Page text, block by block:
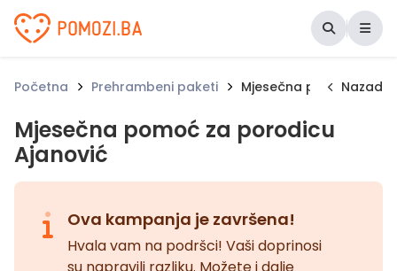
Udruženje Pomozi.ba
Početna Prehrambeni paketi Mjesečna pomoć za
Nazad
Mjesečna pomoć za porodicu
Ajanović
Ova kampanja je završena!
Hvala vam na podršci! Vaši doprinosi